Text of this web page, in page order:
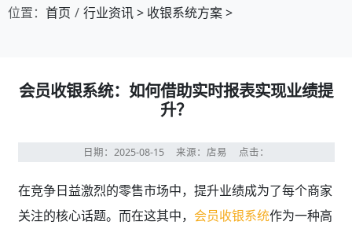
位置： 首页 行业资讯> 收银系统方案>
会员收银系统：如何借助实时报表实现业绩提
升？
日期：2025-08-15 来源：店易 点击：
在竞争日益激烈的零售市场中，提升业绩成为了每个商家
关注的核心话题。而在这其中， 会员收银系统作为一种高